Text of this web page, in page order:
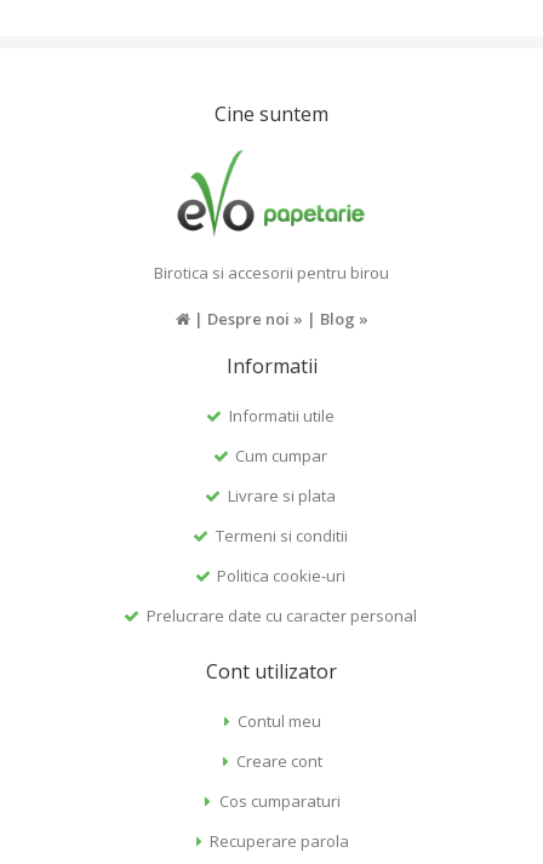
Cine suntem
Birotica si accesorii pentru birou
| Despre noi » | Blog »
Informatii
Informatii utile
Cum cumpar
Livrare si plata
Termeni si conditii
Politica cookie-uri
Prelucrare date cu caracter personal
Cont utilizator
Contul meu
Creare cont
Cos cumparaturi
Recuperare parola